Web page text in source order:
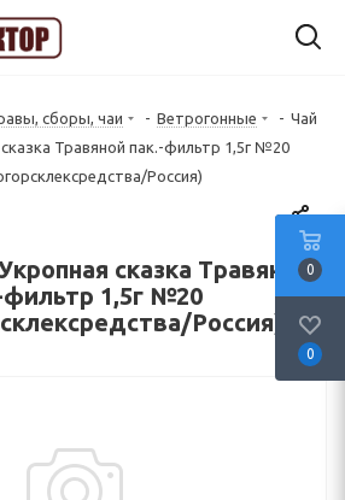
сборы, чаи - Ветрогонные - Чай
Травяной пак.-фильтр 1,5г №20
Россия)
сказка Травяной
фильтр 1,5г №20
Россия)
0
0